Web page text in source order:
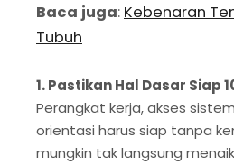
Baca juga: Kebenaran
Tubuh
1. Pastikan Hal Dasar Siap
Perangkat kerja, akses
orientasi harus siap tanpa
mungkin tak langsung